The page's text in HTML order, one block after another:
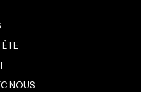
NOUS